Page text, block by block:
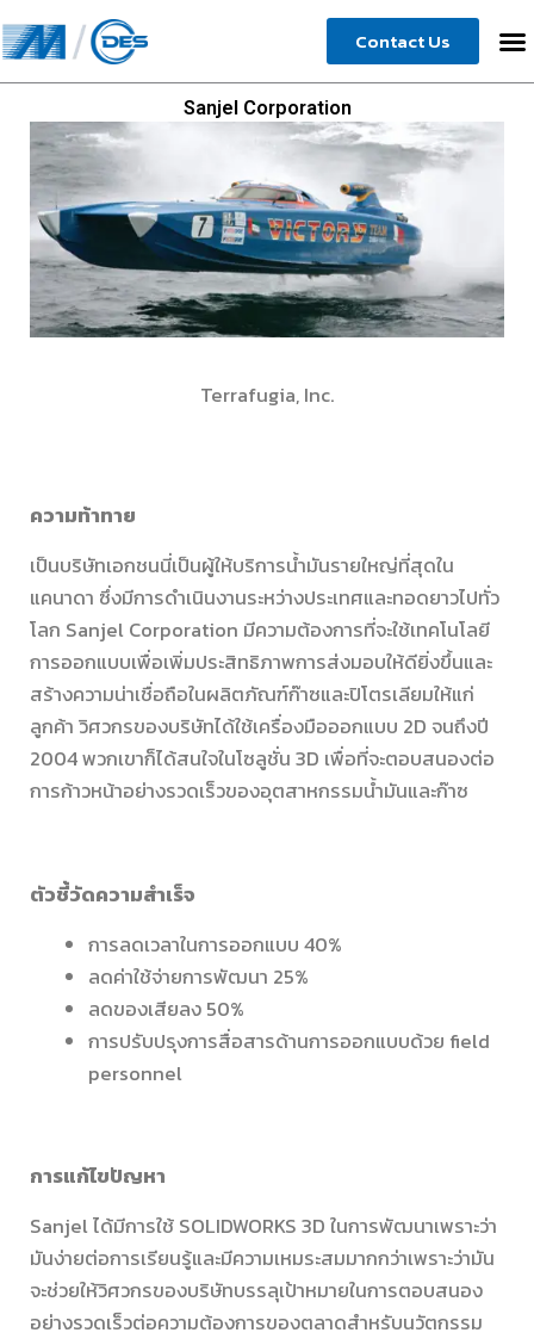
to
content
Contact Us
Sanjel Corporation
Terrafugia, Inc.
ความท้าทาย
เป็นบริษัทเอกชนนี่เป็นผู้ให้บริการน้ำมันรายใหญ่ที่สุดใน
แคนาดา ซึ่งมีการดำเนินงานระหว่างประเทศและทอดยาวไปทั่ว
โลก Sanjel Corporation มีความต้องการที่จะใช้เทคโนโลยี
การออกแบบเพื่อเพิ่มประสิทธิภาพการส่งมอบให้ดียิ่งขึ้นและ
สร้างความน่าเชื่อถือในผลิตภัณฑ์ก๊าซและปิโตรเลียมให้แก่
ลูกค้า วิศวกรของบริษัทได้ใช้เครื่องมือออกแบบ 2D จนถึงปี
2004 พวกเขาก็ได้สนใจในโซลูชั่น 3D เพื่อที่จะตอบสนองต่อ
การก้าวหน้าอย่างรวดเร็วของอุตสาหกรรมน้ำมันและก๊าซ
ตัวชี้วัดความสำเร็จ
การลดเวลาในการออกแบบ 40%
ลดค่าใช้จ่ายการพัฒนา 25%
ลดของเสียลง 50%
การปรับปรุงการสื่อสารด้านการออกแบบด้วย field
personnel
การแก้ไขปัญหา
Sanjel ได้มีการใช้ SOLIDWORKS 3D ในการพัฒนาเพราะว่า
มันง่ายต่อการเรียนรู้และมีความเหมระสมมากกว่าเพราะว่ามัน
จะช่วยให้วิศวกรของบริษัทบรรลุเป้าหมายในการตอบสนอง
อย่างรวดเร็วต่อความต้องการของตลาดสำหรับนวัตกรรม